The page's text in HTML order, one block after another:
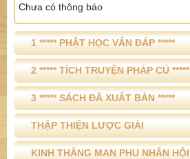
Chưa có thông báo
1 ***** PHẬT HỌC VẤN ĐÁP *****
2 ***** TÍCH TRUYỆN PHÁP CÚ *****
3 ***** SÁCH ĐÃ XUẤT BẢN *****
THẬP THIỆN LƯỢC GIẢI
KINH THẮNG MAN PHU NHÂN HỘI